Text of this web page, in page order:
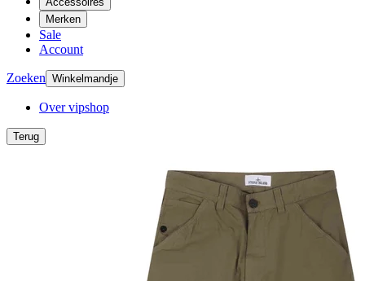
Merken
Sale
Account
Zoeken Winkelmandje
Over vipshop
Terug